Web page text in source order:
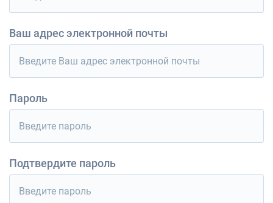
Ваш адрес электронной почты
Пароль
Подтвердите пароль